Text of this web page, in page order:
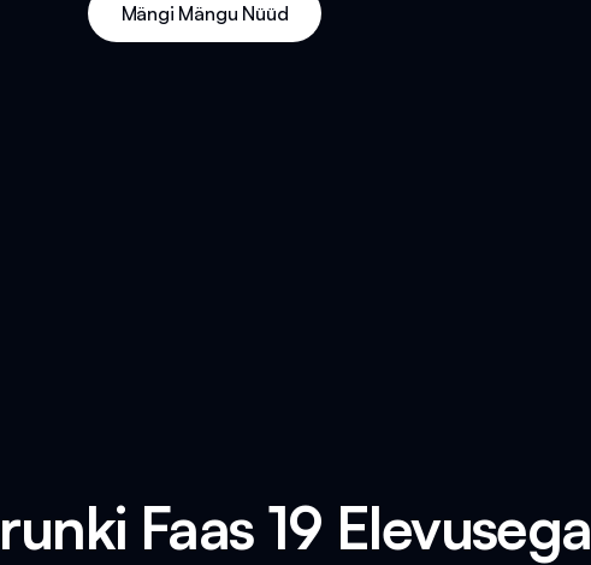
Mängi Mängu Nüüd
Faas 19 Elevusega